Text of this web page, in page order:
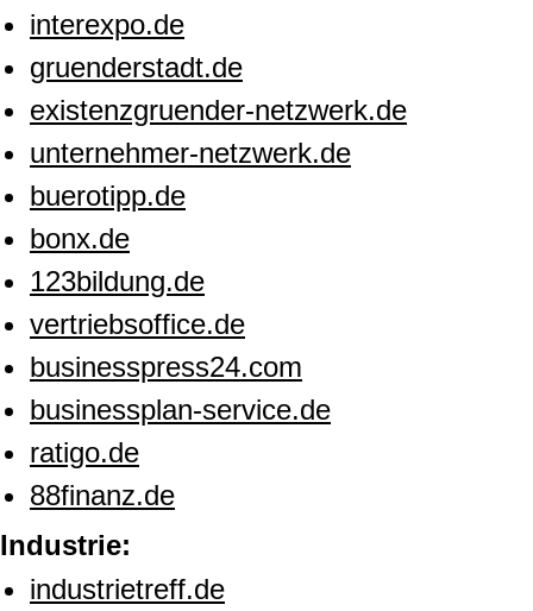
interexpo.de
gruenderstadt.de
existenzgruender-netzwerk.de
unternehmer-netzwerk.de
buerotipp.de
bonx.de
123bildung.de
vertriebsoffice.de
businesspress24.com
businessplan-service.de
ratigo.de
88finanz.de
Industrie:
industrietreff.de